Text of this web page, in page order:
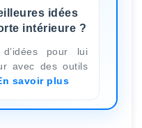
idées
intérieure ?
pour lui
avec des outils
savoir plus